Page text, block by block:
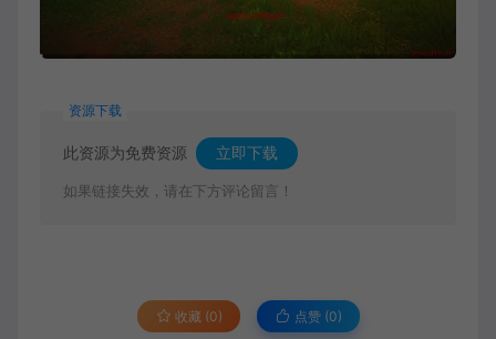
资源下载
此资源为免费资源 立即下载
如果链接失效，请在下方评论留言！
收藏 (0) 点赞 (0)